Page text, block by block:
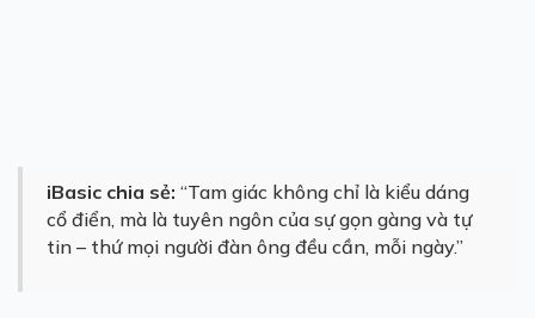
iBasic chia sẻ: “Tam giác không chỉ là kiểu dáng
cổ điển, mà là tuyên ngôn của sự gọn gàng và tự
tin – thứ mọi người đàn ông đều cần, mỗi ngày.”